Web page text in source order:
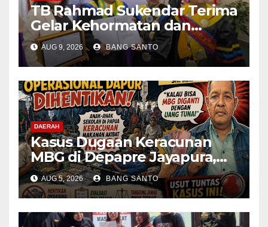
TB Rahmad Sukendar Terima
Gelar Kehormatan dan
Kemban Amanah Sebagai
Dewan Pembina STIJNAS
AUG 9, 2026 BANG SANTO
DAERAH
Kasus Dugaan Keracunan
MBG di Depapre Jayapura,
Aktivis Papua Minta
Operasional Dapur
Dihentikan & Evaluasi
Menyeluruh
AUG 5, 2026 BANG SANTO